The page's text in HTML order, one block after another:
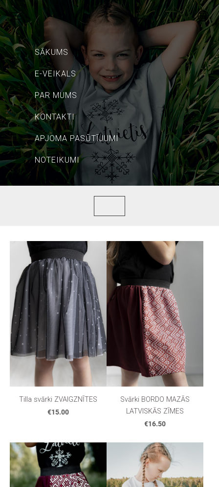
SĀKUMS
E-VEIKALS
PAR MUMS
KONTAKTI
APJOMA PASŪTĪJUMI
NOTEIKUMI
Tilla svārki ZVAIGZNĪTES
€15.00
Svārki BORDO MAZĀS
LATVISKĀS ZĪMES
€16.50